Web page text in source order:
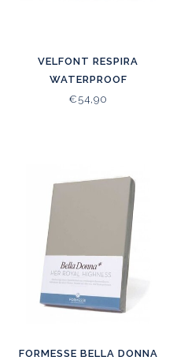
VELFONT RESPIRA
WATERPROOF
MATRASBESCHERMER
€54,90
FORMESSE BELLA DONNA